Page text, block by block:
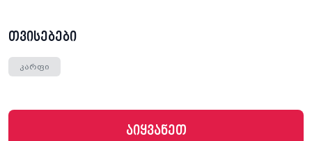
თვისებები
კარფი
აიყვანეთ